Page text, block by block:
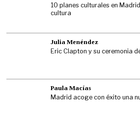
10 planes culturales en
cultura
Julia Menéndez
Eric Clapton y su ceremonia
Paula Macías
Madrid acoge con éxito una